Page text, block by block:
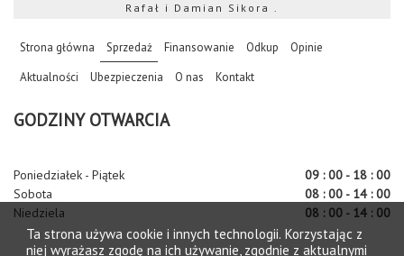
Rafał i Damian Sikora .
Strona główna(current)
Sprzedaż Finansowanie Odkup
Opinie
Aktualności
Ubezpieczenia O nas Kontakt
GODZINY OTWARCIA
Poniedziałek - Piątek
09 : 00 - 18 : 00
Sobota
08 : 00 - 14 : 00
Niedziela
08 : 00 - 14 : 00
Ta strona używa cookie i innych technologii. Korzystając z
niej wyrażasz zgodę na ich używanie, zgodnie z aktualnymi